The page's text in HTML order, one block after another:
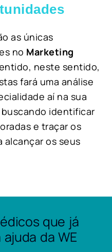
as únicas
no Marketing
neste sentido,
fará uma análise
aí na sua
identificar
e traçar os
alcançar os seus
que já
da WE